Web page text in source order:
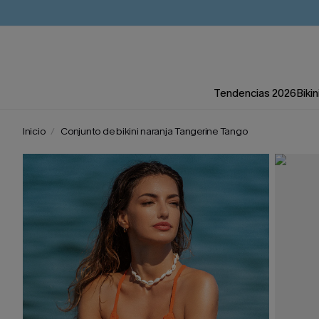
Tendencias 2026
Inicio Conjunto de bikini naranja Tangerine Tango